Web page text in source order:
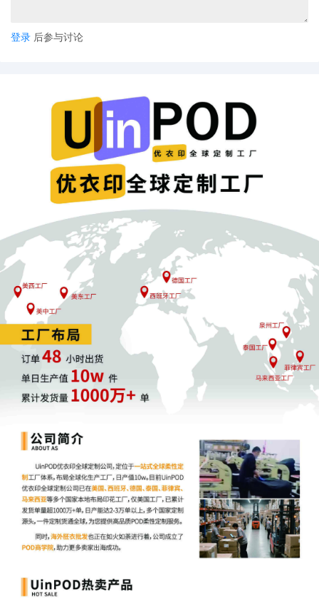
登录 后参与讨论